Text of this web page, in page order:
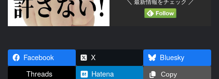
Facebook X
Bluesky
Threads
Hatena Copy